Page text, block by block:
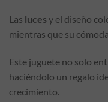
Las luces y el diseño
mientras que su cómoda
Este juguete no solo
haciéndolo un regalo
crecimiento.